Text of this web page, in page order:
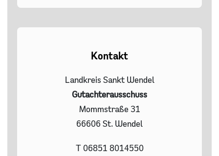
Kontakt
Landkreis Sankt Wendel
Gutachterausschuss
Mommstraße 31
66606 St. Wendel
T 06851 8014550